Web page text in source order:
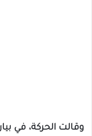
وقالت الحركة، في